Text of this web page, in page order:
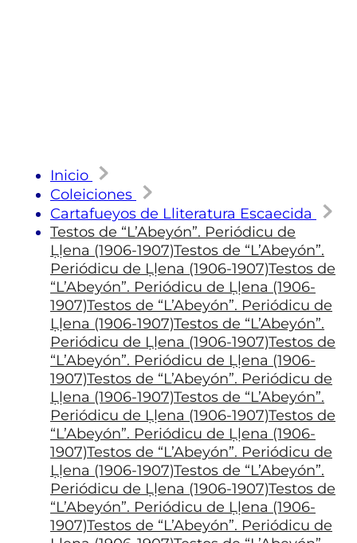
Inicio
Coleiciones
Cartafueyos de Lliteratura Escaecida
Testos de “L’Abeyón”. Periódicu de
Ḷḷena (1906-1907)Testos de “L’Abeyón”.
Periódicu de Ḷḷena (1906-1907)Testos de
“L’Abeyón”. Periódicu de Ḷḷena (1906-
1907)Testos de “L’Abeyón”. Periódicu de
Ḷḷena (1906-1907)Testos de “L’Abeyón”.
Periódicu de Ḷḷena (1906-1907)Testos de
“L’Abeyón”. Periódicu de Ḷḷena (1906-
1907)Testos de “L’Abeyón”. Periódicu de
Ḷḷena (1906-1907)Testos de “L’Abeyón”.
Periódicu de Ḷḷena (1906-1907)Testos de
“L’Abeyón”. Periódicu de Ḷḷena (1906-
1907)Testos de “L’Abeyón”. Periódicu de
Ḷḷena (1906-1907)Testos de “L’Abeyón”.
Periódicu de Ḷḷena (1906-1907)Testos de
“L’Abeyón”. Periódicu de Ḷḷena (1906-
1907)Testos de “L’Abeyón”. Periódicu de